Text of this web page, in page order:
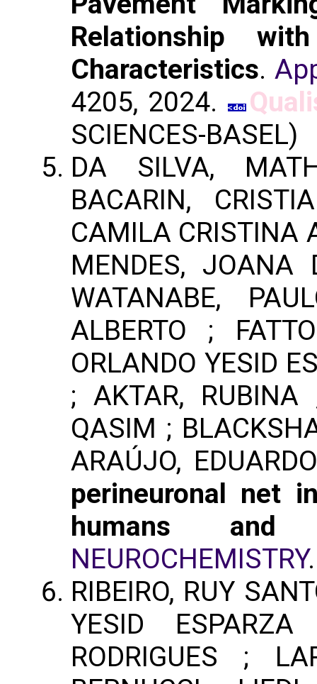
Relationship
Characteristics.
4205, 2024.
SCIENCES-BASEL)
DA SILVA,
BACARIN,
CAMILA CRISTINA
MENDES,
WATANABE,
ALBERTO ;
ORLANDO YESID
; AKTAR,
QASIM ;
ARAÚJO,
perineuronal net
humans and
NEUROCHEMISTRY
RIBEIRO, RUY
YESID
RODRIGUES ;